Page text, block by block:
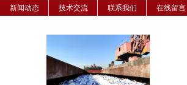
新闻动态
技术交流 联系我们 在线留言